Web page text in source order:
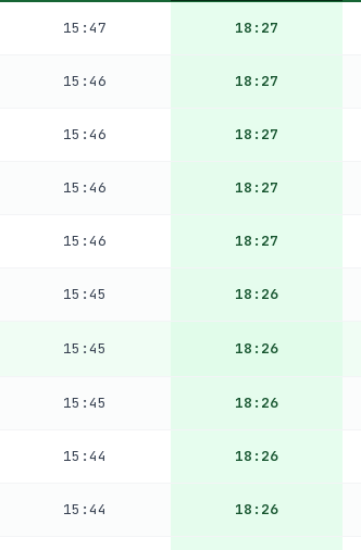
15:47 18:27
15:46 18:27
15:46 18:27
15:46 18:27
15:46 18:27
15:45 18:26
15:45 18:26
15:45 18:26
15:44 18:26
15:44 18:26